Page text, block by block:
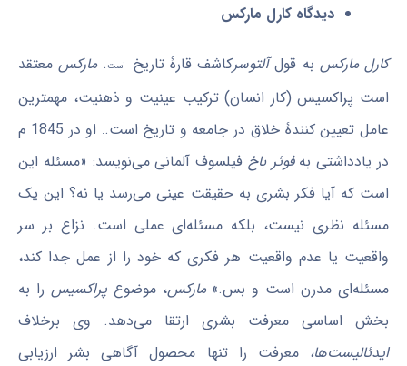
دیدگاه کارل مارکس
کارل مارکس به قولآلتوسرکاشف قارۀ تاریخ است.مارکسمعتقد
است پراکسیس (کار انسان) ترکیب عینیت و ذهنیت، مهمترین
عامل تعیین کنندۀ خلاق در جامعه و تاریخ است..
او در 1845 م
در یادداشتی بهفوئر باخ فیلسوف آلمانی می‌نویسد: «مسئله این
است که آیا فکر بشری به حقیقت عینی می‌رسد یا نه؟ این یک
مسئله‌ نظری نیست، بلکه مسئله‌ای عملی است. نزاع بر سر
واقعیت یا عدم واقعیت هر فکری که خود را از عمل جدا کند،
مسئله‌ای مدرن است و بس.»مارکس، موضوعپراکسیس را به
بخش اساسی معرفت بشری ارتقا می‌دهد. وی برخلاف
ایدئالیست‌ها، معرفت را تنها محصول آگاهی بشر ارزیابی